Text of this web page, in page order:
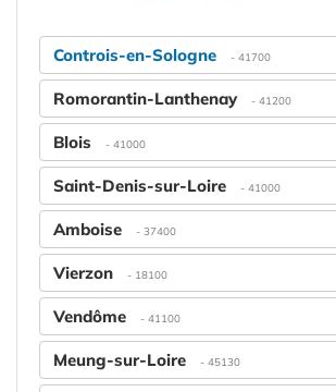
Controis-en-Sologne - 41700
Romorantin-Lanthenay - 41200
Blois - 41000
Saint-Denis-sur-Loire - 41000
Amboise - 37400
Vierzon - 18100
Vendôme - 41100
Meung-sur-Loire - 45130